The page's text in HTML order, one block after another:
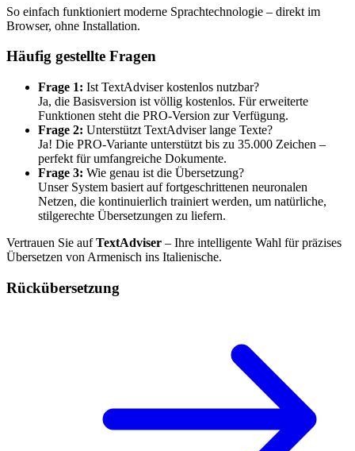
So einfach funktioniert moderne Sprachtechnologie – direkt im
Browser, ohne Installation.
Häufig gestellte Fragen
Frage 1: Ist TextAdviser kostenlos nutzbar?
Ja, die Basisversion ist völlig kostenlos. Für erweiterte
Funktionen steht die PRO-Version zur Verfügung.
Frage 2: Unterstützt TextAdviser lange Texte?
Ja! Die PRO-Variante unterstützt bis zu 35.000 Zeichen –
perfekt für umfangreiche Dokumente.
Frage 3: Wie genau ist die Übersetzung?
Unser System basiert auf fortgeschrittenen neuronalen
Netzen, die kontinuierlich trainiert werden, um natürliche,
stilgerechte Übersetzungen zu liefern.
Vertrauen Sie aufTextAdviser – Ihre intelligente Wahl für präzises
Übersetzen von Armenisch ins Italienische.
Rückübersetzung